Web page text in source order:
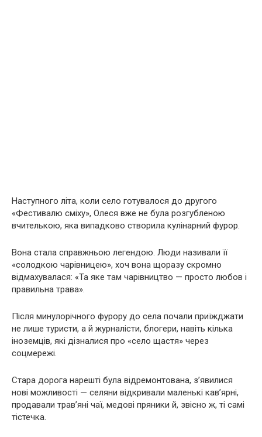
Наступного літа, коли село готувалося до другого
«Фестивалю сміху», Олеся вже не була розгубленою
вчителькою, яка випадково створила кулінарний фурор.
Вона стала справжньою легендою. Люди називали її
«солодкою чарівницею», хоч вона щоразу скромно
відмахувалася: «Та яке там чарівництво — просто любов і
правильна трава».
Після минулорічного фурору до села почали приїжджати
не лише туристи, а й журналісти, блогери, навіть кілька
іноземців, які дізналися про «село щастя» через
соцмережі.
Стара дорога нарешті була відремонтована, з’явилися
нові можливості — селяни відкривали маленькі кав’ярні,
продавали трав’яні чаї, медові пряники й, звісно ж, ті самі
тістечка.